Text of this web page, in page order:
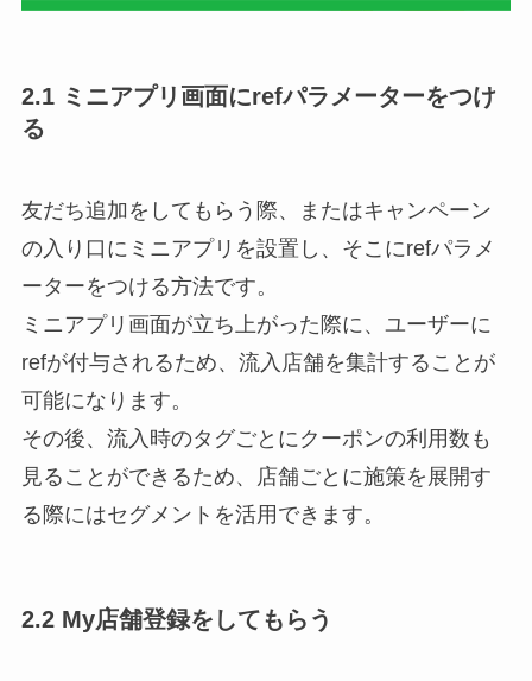
2.1 ミニアプリ画面にrefパラメーターをつけ
る
友だち追加をしてもらう際、またはキャンペーン
の入り口にミニアプリを設置し、そこにrefパラメ
ーターをつける方法です。
ミニアプリ画面が立ち上がった際に、ユーザーに
refが付与されるため、流入店舗を集計することが
可能になります。
その後、流入時のタグごとにクーポンの利用数も
見ることができるため、店舗ごとに施策を展開す
る際にはセグメントを活用できます。
2.2 My店舗登録をしてもらう